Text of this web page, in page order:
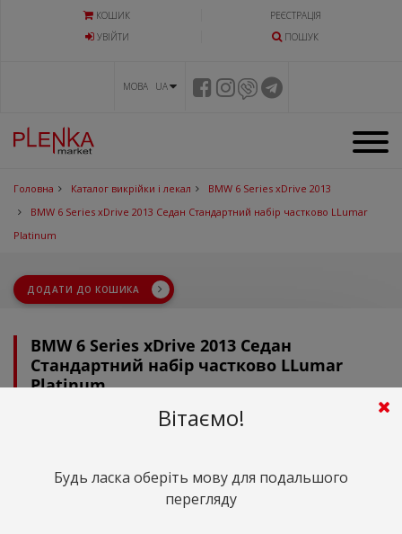
КОШИК
РЕЄСТРАЦІЯ
УВIЙТИ
ПОШУК
МОВА UA
Головна Каталог викрійки і лекал
BMW 6 Series xDrive 2013
BMW 6 Series xDrive 2013 Седан Стандартний набір частково LLumar
Platinum
ДОДАТИ ДО КОШИКА
BMW 6 Series xDrive 2013 Седан
Стандартний набір частково LLumar
Platinum
Вітаємо!
Будь ласка оберіть мову для подальшого
перегляду